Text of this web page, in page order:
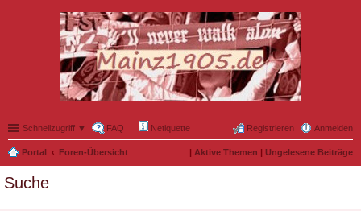
Schnellzugriff ▼ FAQ Netiquette Anmelden
Registrieren
Portal Foren-Übersicht | Aktive Themen | Ungelesene Beiträge
Suche